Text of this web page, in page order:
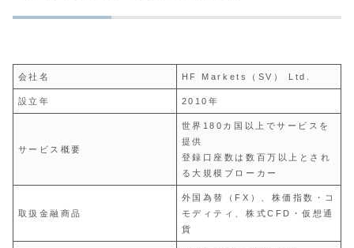
会社名 HF Markets（SV） Ltd.
設立年 2010年
サービス概要
世界180カ国以上でサービスを
提供
登録口座数は数百万以上とされ
る大規模ブローカー
取扱金融商品
外国為替（FX）、株価指数・コ
モディティ、株式CFD・仮想通
貨